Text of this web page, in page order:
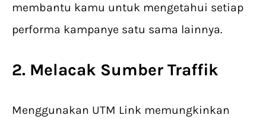
membantu kamu untuk mengetahui setiap
performa kampanye satu sama lainnya.
2. Melacak Sumber Traffik
Menggunakan UTM Link memungkinkan